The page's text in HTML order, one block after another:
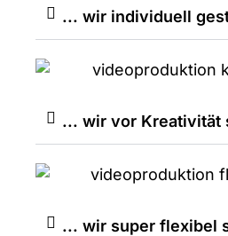
... wir individuell
... wir vor Kreativität
... wir super flexibel